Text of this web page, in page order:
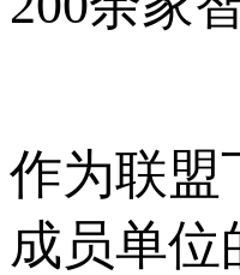
作为联盟
成员单